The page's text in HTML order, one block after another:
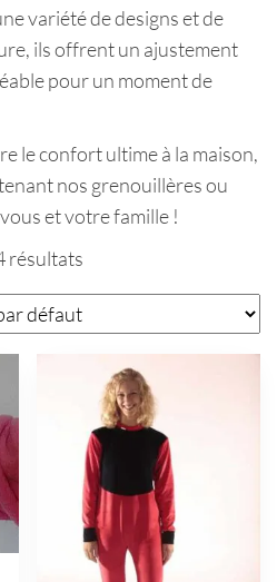
variété de designs et de
ils offrent un ajustement
pour un moment de
le confort ultime à la maison,
nos grenouillères ou
et votre famille !
résultats